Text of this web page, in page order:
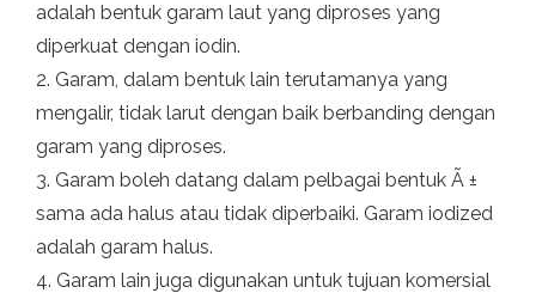
adalah bentuk garam laut yang diproses yang
diperkuat dengan iodin.
2. Garam, dalam bentuk lain terutamanya yang
mengalir, tidak larut dengan baik berbanding dengan
garam yang diproses.
3. Garam boleh datang dalam pelbagai bentuk Ã ±
sama ada halus atau tidak diperbaiki. Garam iodized
adalah garam halus.
4. Garam lain juga digunakan untuk tujuan komersial